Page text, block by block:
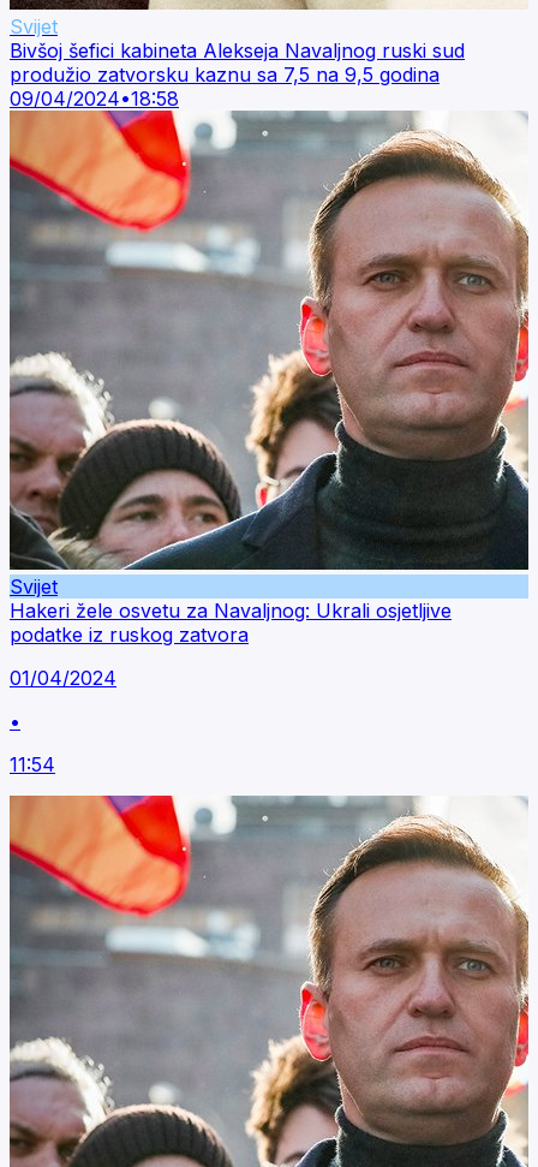
Svijet
Bivšoj šefici kabineta Alekseja Navaljnog ruski sud
produžio zatvorsku kaznu sa 7,5 na 9,5 godina
09/04/2024•18:58
Svijet
Hakeri žele osvetu za Navaljnog: Ukrali osjetljive
podatke iz ruskog zatvora
01/04/2024
•
11:54